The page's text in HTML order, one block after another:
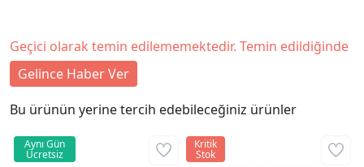
Geçici olarak temin edilememektedir. Temin edildiğinde
Gelince Haber Ver
Bu ürünün yerine tercih edebileceğiniz ürünler
Aynı Gün
Ücretsiz
Kritik
Stok